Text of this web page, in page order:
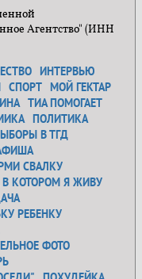
Агентство" (ИНН
ИНТЕРВЬЮ
СПОРТ
МОЙ ГЕКТАР
ТИА ПОМОГАЕТ
ПОЛИТИКА
В ТГД
СВАЛКУ
КОТОРОМ Я ЖИВУ
РЕБЕНКУ
ФОТО